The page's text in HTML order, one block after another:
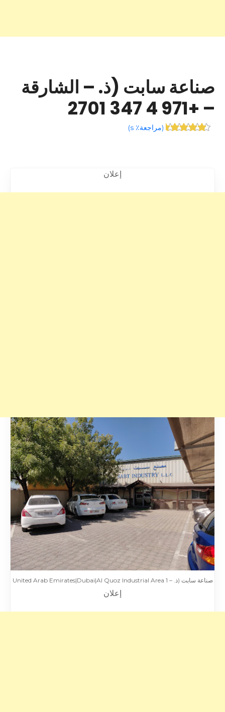
صناعة سابت (ذ. – الشارقة
– +971 4 347 2701
(مراجعة٪ s )
إعلان
صناعة سابت (ذ. – United Arab Emirates|Dubai|Al Quoz Industrial Area 1
إعلان